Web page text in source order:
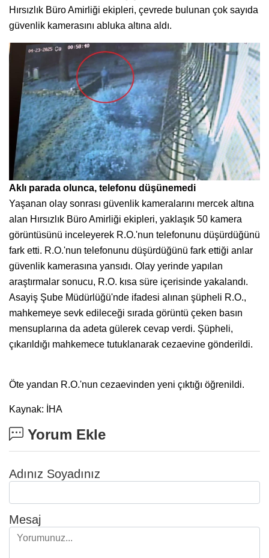
Hırsızlık Büro Amirliği ekipleri, çevrede bulunan çok sayıda
güvenlik kamerasını abluka altına aldı.
Aklı parada olunca, telefonu düşünemedi
Yaşanan olay sonrası güvenlik kameralarını mercek altına
alan Hırsızlık Büro Amirliği ekipleri, yaklaşık 50 kamera
görüntüsünü inceleyerek R.O.'nun telefonunu düşürdüğünü
fark etti. R.O.'nun telefonunu düşürdüğünü fark ettiği anlar
güvenlik kamerasına yansıdı. Olay yerinde yapılan
araştırmalar sonucu, R.O. kısa süre içerisinde yakalandı.
Asayiş Şube Müdürlüğü'nde ifadesi alınan şüpheli R.O.,
mahkemeye sevk edileceği sırada görüntü çeken basın
mensuplarına da adeta gülerek cevap verdi. Şüpheli,
çıkarıldığı mahkemece tutuklanarak cezaevine gönderildi.
Öte yandan R.O.'nun cezaevinden yeni çıktığı öğrenildi.
Kaynak: İHA
Yorum Ekle
Adınız Soyadınız
Mesaj